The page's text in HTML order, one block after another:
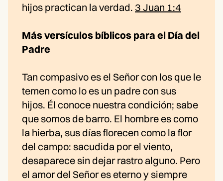
hijos practican la verdad. 3 Juan 1:4
Más versículos bíblicos para el Día del
Padre
Tan compasivo es el Señor con los que le
temen como lo es un padre con sus
hijos. Él conoce nuestra condición; sabe
que somos de barro. El hombre es como
la hierba, sus días florecen como la flor
del campo: sacudida por el viento,
desaparece sin dejar rastro alguno. Pero
el amor del Señor es eterno y siempre